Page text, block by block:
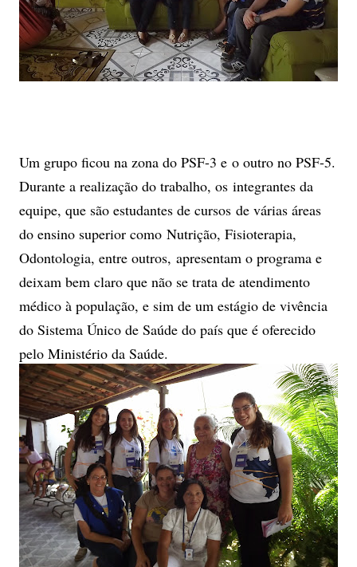
Um grupo ficou na zona do PSF-3 e o outro no PSF-5.
Durante a realização do trabalho, os integrantes da
equipe, que são estudantes de cursos de várias áreas
do ensino superior como Nutrição, Fisioterapia,
Odontologia, entre outros, apresentam o programa e
deixam bem claro que não se trata de atendimento
médico à população, e sim de um estágio de vivência
do Sistema Único de Saúde do país que é oferecido
pelo Ministério da Saúde.